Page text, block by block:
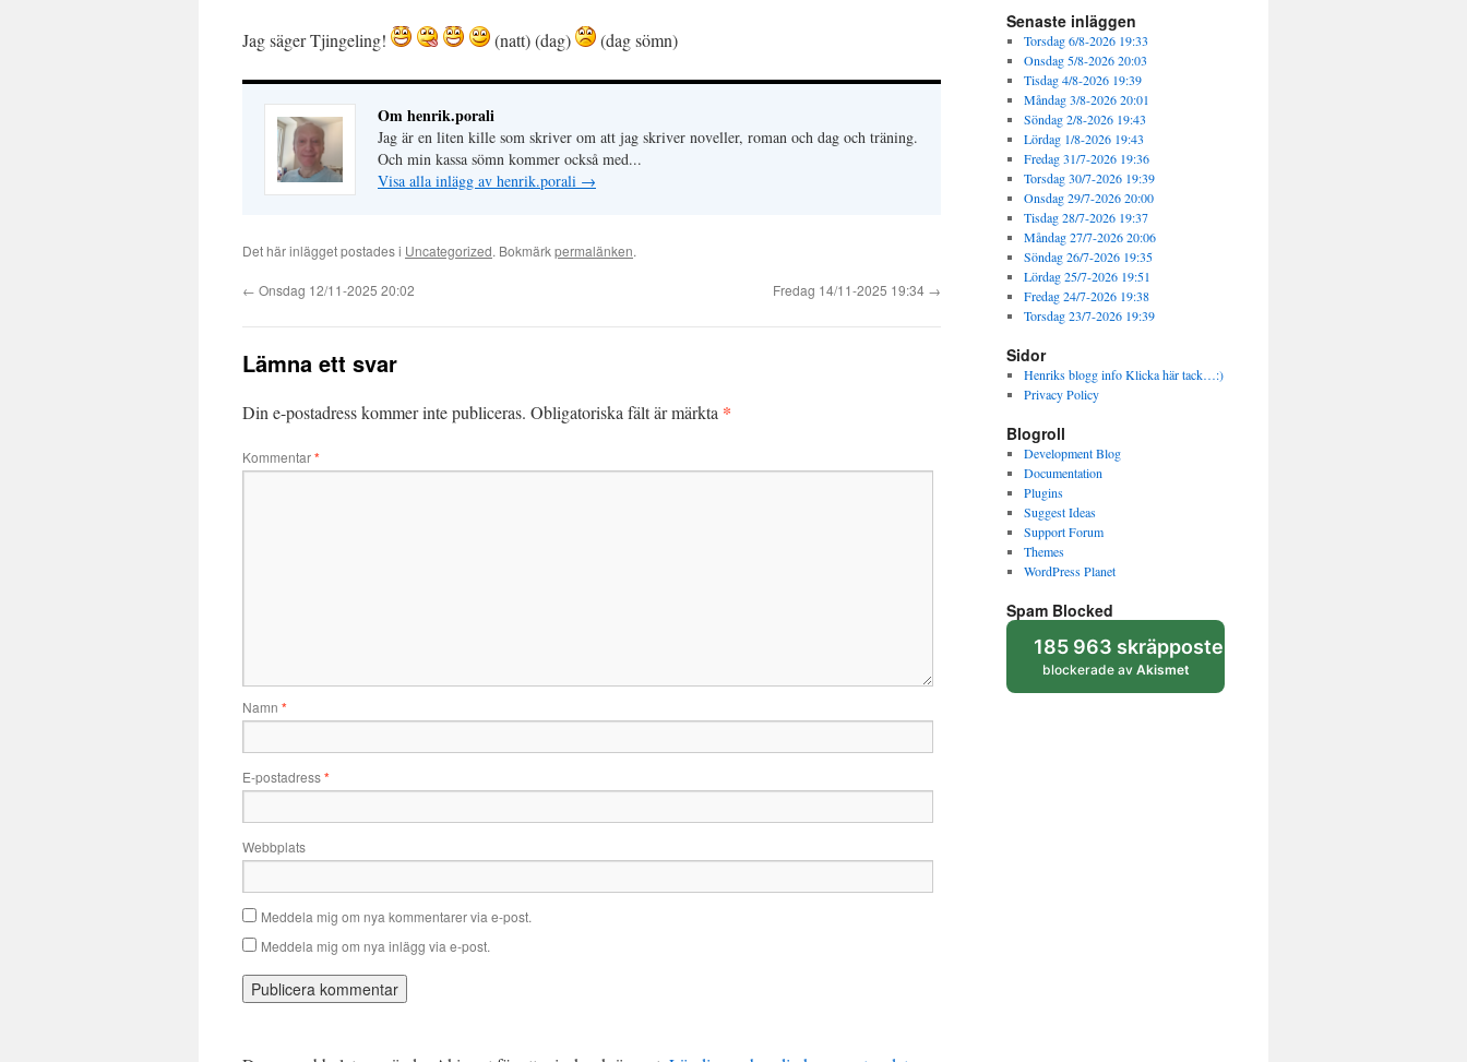
Jag säger Tjingeling! (natt) (dag) (dag sömn)
Om henrik.porali
Jag är en liten kille som skriver om att jag skriver noveller, roman och dag och träning.
Och min kassa sömn kommer också med...
Visa alla inlägg av henrik.porali →
Det här inlägget postades i Uncategorized. Bokmärkpermalänken.
← Onsdag 12/11-2025 20:02 Fredag 14/11-2025 19:34 →
Lämna ett svar
Din e-postadress kommer inte publiceras. Obligatoriska fält är märkta *
Kommentar*
Namn *
E-postadress*
Webbplats
Meddela mig om nya kommentarer via e-post.
Meddela mig om nya inlägg via e-post.
Senaste inläggen
Torsdag 6/8-2026 19:33
Onsdag 5/8-2026 20:03
Tisdag 4/8-2026 19:39
Måndag 3/8-2026 20:01
Söndag 2/8-2026 19:43
Lördag 1/8-2026 19:43
Fredag 31/7-2026 19:36
Torsdag 30/7-2026 19:39
Onsdag 29/7-2026 20:00
Tisdag 28/7-2026 19:37
Måndag 27/7-2026 20:06
Söndag 26/7-2026 19:35
Lördag 25/7-2026 19:51
Fredag 24/7-2026 19:38
Torsdag 23/7-2026 19:39
Sidor
Henriks blogg info Klicka här tack…:)
Privacy Policy
Blogroll
Development Blog
Documentation
Plugins
Suggest Ideas
Support Forum
Themes
WordPress Planet
Spam Blocked
185 963 skräpposter
blockerade av Akismet